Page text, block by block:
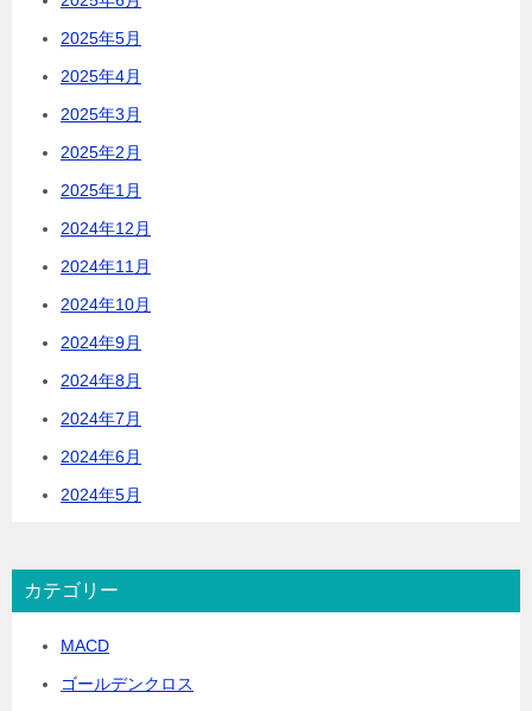
2025年5月
2025年4月
2025年3月
2025年2月
2025年1月
2024年12月
2024年11月
2024年10月
2024年9月
2024年8月
2024年7月
2024年6月
2024年5月
カテゴリー
MACD
ゴールデンクロス